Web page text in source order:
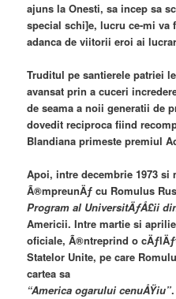
ajuns la Onesti, sa incep sa
special schi]e, lucru ce-mi va
adanca de viitorii eroi ai
Truditul pe santierele patriei
avansat prin a cuceri
de seama a noii generatii de
dovedit reciproca fiind
Blandiana primeste premiul
Apoi, intre decembrie 1973 si
Ã®mpreunÄƒ cu Romulus
Program al UniversitÄƒÅ£ii
Americii. Intre martie si
oficiale, Ã®ntreprind o
Statelor Unite, pe care
cartea sa
“America ogarului cenuÅŸiu”.